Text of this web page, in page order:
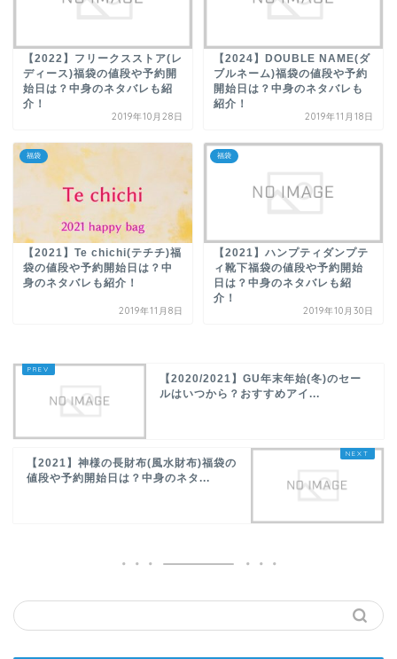
【2022】フリークスストア(レ
ディース)福袋の値段や予約開
始日は？中身のネタバレも紹
介！
2019年10月28日
【2024】DOUBLE NAME(ダ
ブルネーム)福袋の値段や予約
開始日は？中身のネタバレも
紹介！
2019年11月18日
福袋
【2021】Te chichi(テチチ)福
袋の値段や予約開始日は？中
身のネタバレも紹介！
2019年11月8日
福袋
【2021】ハンプティダンプテ
ィ靴下福袋の値段や予約開始
日は？中身のネタバレも紹
介！
2019年10月30日
【2020/2021】GU年末年始(冬)のセー
ルはいつから？おすすめアイ...
【2021】神様の長財布(風水財布)福袋の
値段や予約開始日は？中身のネタ...